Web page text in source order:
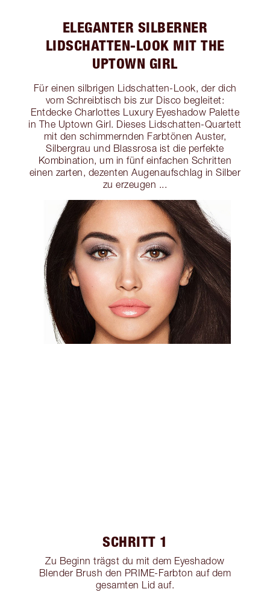
ELEGANTER SILBERNER
LIDSCHATTEN-LOOK MIT THE
UPTOWN GIRL
Für einen silbrigen Lidschatten-Look, der dich
vom Schreibtisch bis zur Disco begleitet:
Entdecke Charlottes Luxury Eyeshadow Palette
in The Uptown Girl. Dieses Lidschatten-Quartett
mit den schimmernden Farbtönen Auster,
Silbergrau und Blassrosa ist die perfekte
Kombination, um in fünf einfachen Schritten
einen zarten, dezenten Augenaufschlag in Silber
zu erzeugen ...
SCHRITT 1
Zu Beginn trägst du mit dem Eyeshadow
Blender Brush den PRIME-Farbton auf dem
gesamten Lid auf.